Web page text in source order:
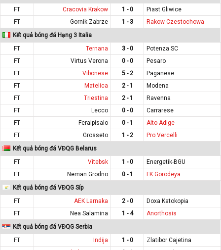
FT
Cracovia Krakow 1 - 0
Piast Gliwice
FT
Gornik Zabrze 1 - 3
Rakow Czestochowa
Kết quả bóng đá Hạng 3 Italia
FT
Ternana 3 - 0
Potenza SC
FT
Virtus Verona 0 - 0
Pesaro
FT
Vibonese 5 - 2
Paganese
FT
Matelica 2 - 1
Modena
FT
Triestina 2 - 1
Ravenna
FT
Lecco 0 - 0
Carrarese
FT
Feralpisalo 0 - 1
Alto Adige
FT
Grosseto 1 - 2
Pro Vercelli
Kết quả bóng đá VĐQG Belarus
FT
Vitebsk 1 - 0
Energetik-BGU
FT
Neman Grodno 0 - 1
FK Gorodeya
Kết quả bóng đá VĐQG Síp
FT
AEK Larnaka 2 - 0
Doxa Katokopia
FT
Nea Salamina 1 - 4
Anorthosis
Kết quả bóng đá VĐQG Serbia
FT
Indija 1 - 0
Zlatibor Cajetina